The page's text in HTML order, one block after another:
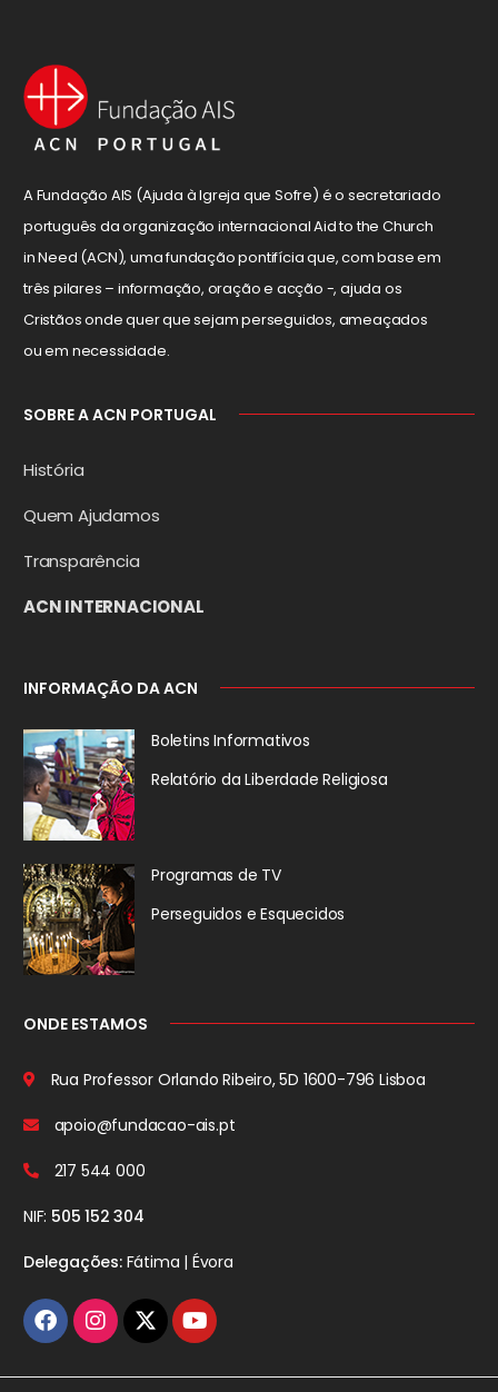
A Fundação AIS (Ajuda à Igreja que Sofre) é o secretariado
português da organização internacional Aid to the Church
in Need (ACN), uma fundação pontifícia que, com base em
três pilares – informação, oração e acção -, ajuda os
Cristãos onde quer que sejam perseguidos, ameaçados
ou em necessidade.
SOBRE A ACN PORTUGAL
História
Quem Ajudamos
Transparência
ACN INTERNACIONAL
INFORMAÇÃO DA ACN
Boletins Informativos
Relatório da Liberdade Religiosa
Programas de TV
Perseguidos e Esquecidos
ONDE ESTAMOS
Rua Professor Orlando Ribeiro, 5D 1600-796 Lisboa
apoio@fundacao-ais.pt
217 544 000
NIF: 505 152 304
Delegações:Fátima | Évora